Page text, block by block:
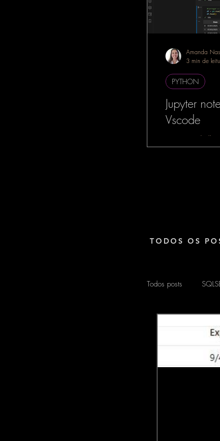
TODOS OS
Todos posts
MATEMÁTICA
Jupyter
Vscode
Se você
dados, Machine
Intelligence, é
PYTHON
Amanda
3 min de